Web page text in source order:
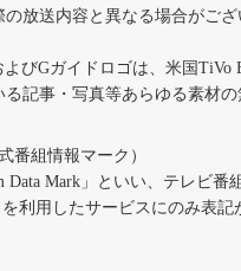
放送内容と異なる場合がござ
びGガイドロゴは、米国
記事・写真等あらゆる素材の
番組情報マーク）
Data Mark」といい、テレビ番
を利用したサービスにのみ表記